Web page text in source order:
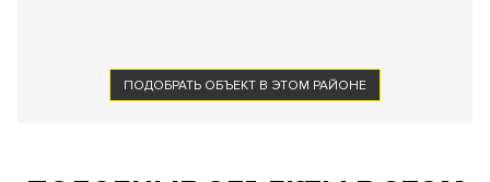
ПОДОБРАТЬ ОБЪЕКТ В ЭТОМ РАЙОНЕ